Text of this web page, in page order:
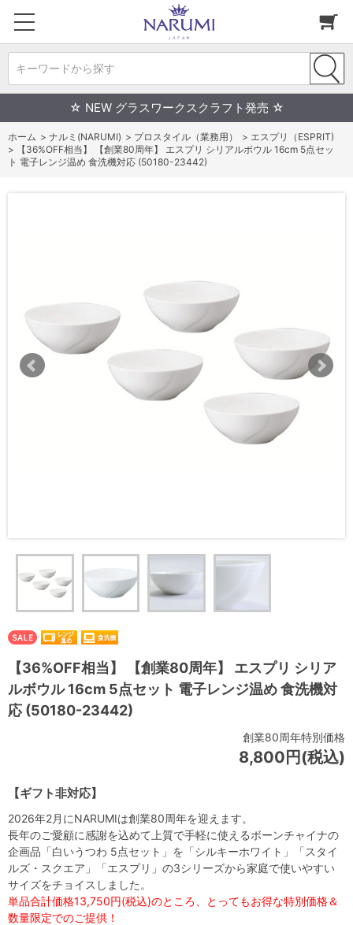
キーワードから探す
☆ NEW グラスワークスクラフト発売 ☆
ホーム > ナルミ(NARUMI) > プロスタイル（業務用） > エスプリ（ESPRIT)
>
【36%OFF相当】 【創業80周年】 エスプリ シリアルボウル 16cm 5点セッ
ト 電子レンジ温め 食洗機対応 (50180-23442)
【36%OFF相当】 【創業80周年】 エスプリ シリア
ルボウル 16cm 5点セット 電子レンジ温め 食洗機対
応 (50180-23442)
【ギフト非対応】
創業80周年特別価格
8,800円(税込)
2026年2月にNARUMIは創業80周年を迎えます。
長年のご愛顧に感謝を込めて上質で手軽に使えるボーンチャイナの
企画品「白いうつわ 5点セット」を「シルキーホワイト」「スタイ
ルズ・スクエア」「エスプリ」の3シリーズから家庭で使いやすい
サイズをチョイスしました。
単品合計価格13,750円(税込)のところ、とってもお得な特別価格＆
数量限定でのご提供！